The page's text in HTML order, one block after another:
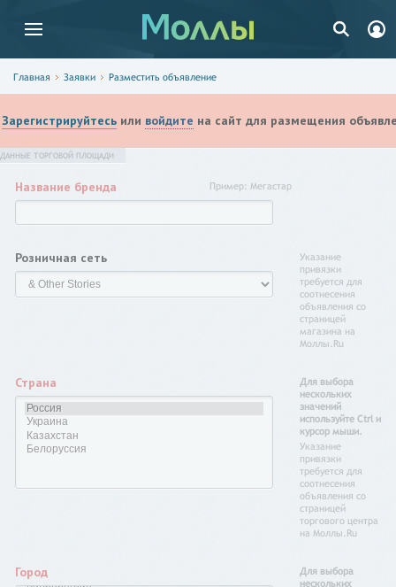
Главная Заявки Разместить объявление
Зарегистрируйтесь или войдите на сайт для размещения
ДАННЫЕ ТОРГОВОЙ ПЛОЩАДИ
Название бренда Пример: Мегастар
Розничная сеть
Указание
привязки
требуется для
соотнесения
объявления со
страницей
магазина на
Моллы.Ru
Страна
Для выбора
нескольких
значений
используйте Ctrl и
курсор мыши.
Указание
привязки
требуется для
соотнесения
объявления со
страницей
торгового центра
на Моллы.Ru
Город
Для выбора
нескольких